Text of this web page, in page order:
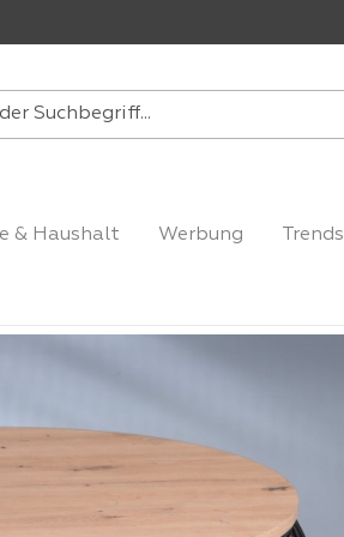
& Haushalt Werbung Trends